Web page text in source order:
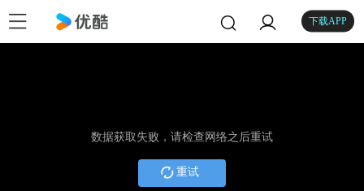
下载APP
数据获取失败，请检查网络之后重试
重试